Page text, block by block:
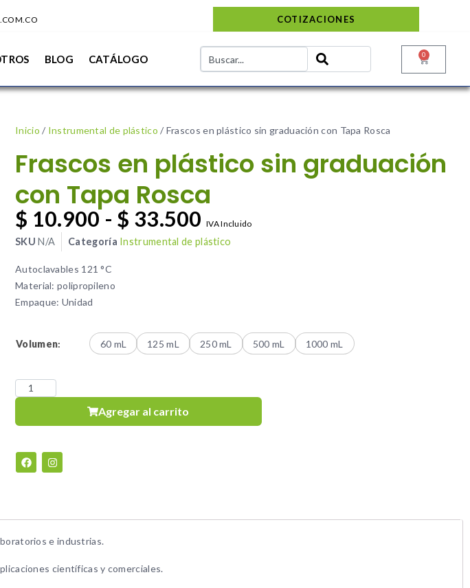
COTIZACIONES
BLOG CATÁLOGO 0
Inicio / Instrumental de plástico / Frascos en plástico sin graduación con Tapa Rosca
Frascos en plástico sin graduación
con Tapa Rosca
$ 10.900 - $ 33.500 IVA Incluido
SKUN/A Categoría Instrumental de plástico
Autoclavables 121 °C
Material: polipropileno
Empaque: Unidad
Volumen: 60 mL 125 mL 250 mL 500 mL 1000 mL
Agregar al carrito
e industrias.
científicas y comerciales.